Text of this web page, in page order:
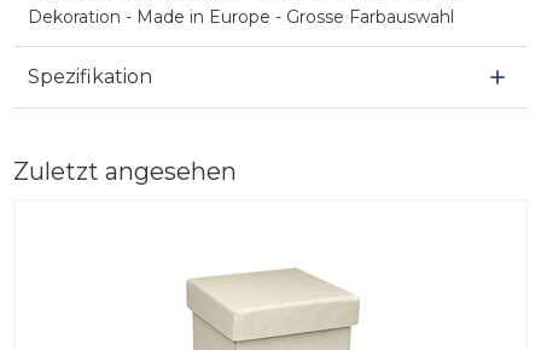
Dekoration - Made in Europe - Grosse Farbauswahl
Spezifikation
Zuletzt angesehen